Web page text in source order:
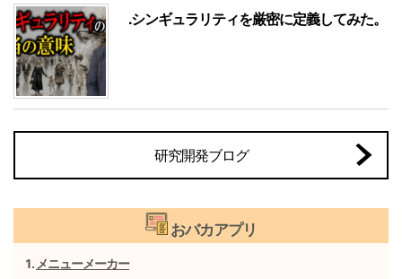
.シンギュラリティを厳密に定義してみた。
研究開発ブログ
おバカアプリ
メニューメーカー